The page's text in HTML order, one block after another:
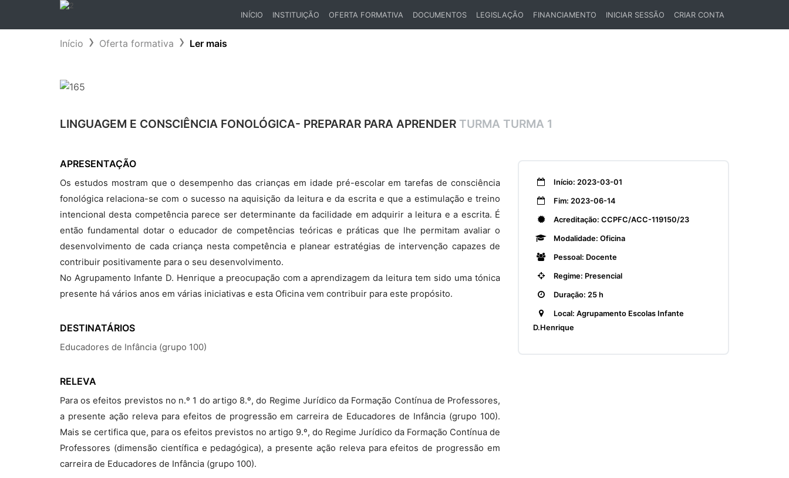
INÍCIO
INSTITUIÇÃO OFERTA FORMATIVA DOCUMENTOS LEGISLAÇÃO FINANCIAMENTO INICIAR SESSÃO CRIAR CONTA
Início Oferta formativa Ler mais
LINGUAGEM E CONSCIÊNCIA FONOLÓGICA- PREPARAR PARA APRENDER TURMA TURMA 1
APRESENTAÇÃO
Os estudos mostram que o desempenho das crianças em idade pré-escolar em tarefas de consciência
fonológica relaciona-se com o sucesso na aquisição da leitura e da escrita e que a estimulação e treino
intencional desta competência parece ser determinante da facilidade em adquirir a leitura e a escrita. É
então fundamental dotar o educador de competências teóricas e práticas que lhe permitam avaliar o
desenvolvimento de cada criança nesta competência e planear estratégias de intervenção capazes de
contribuir positivamente para o seu desenvolvimento.
No Agrupamento Infante D. Henrique a preocupação com a aprendizagem da leitura tem sido uma tónica
presente há vários anos em várias iniciativas e esta Oficina vem contribuir para este propósito.
DESTINATÁRIOS
Educadores de Infância (grupo 100)
RELEVA
Para os efeitos previstos no n.º 1 do artigo 8.º, do Regime Jurídico da Formação Contínua de Professores,
a presente ação releva para efeitos de progressão em carreira de Educadores de Infância (grupo 100).
Mais se certifica que, para os efeitos previstos no artigo 9.º, do Regime Jurídico da Formação Contínua de
Professores (dimensão científica e pedagógica), a presente ação releva para efeitos de progressão em
carreira de Educadores de Infância (grupo 100).
Início: 2023-03-01
Fim: 2023-06-14
Acreditação: CCPFC/ACC-119150/23
Modalidade: Oficina
Pessoal: Docente
Regime: Presencial
Duração: 25 h
Local: Agrupamento Escolas Infante
D.Henrique